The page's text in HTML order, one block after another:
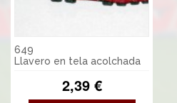
649
Llavero en tela acolchada
2,39 €